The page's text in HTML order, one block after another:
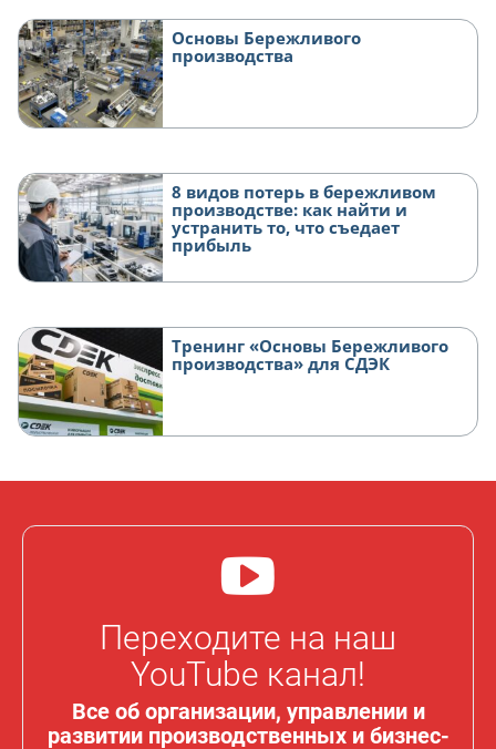
Основы Бережливого
производства
8 видов потерь в бережливом
производстве: как найти и
устранить то, что съедает
прибыль
Тренинг «Основы Бережливого
производства» для СДЭК
Переходите на наш
YouTube канал!
Все об организации, управлении и
развитии производственных и бизнес-